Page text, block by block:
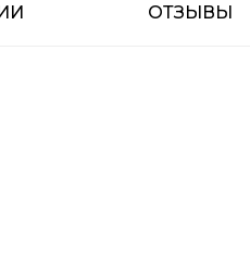
ОТЗЫВЫ